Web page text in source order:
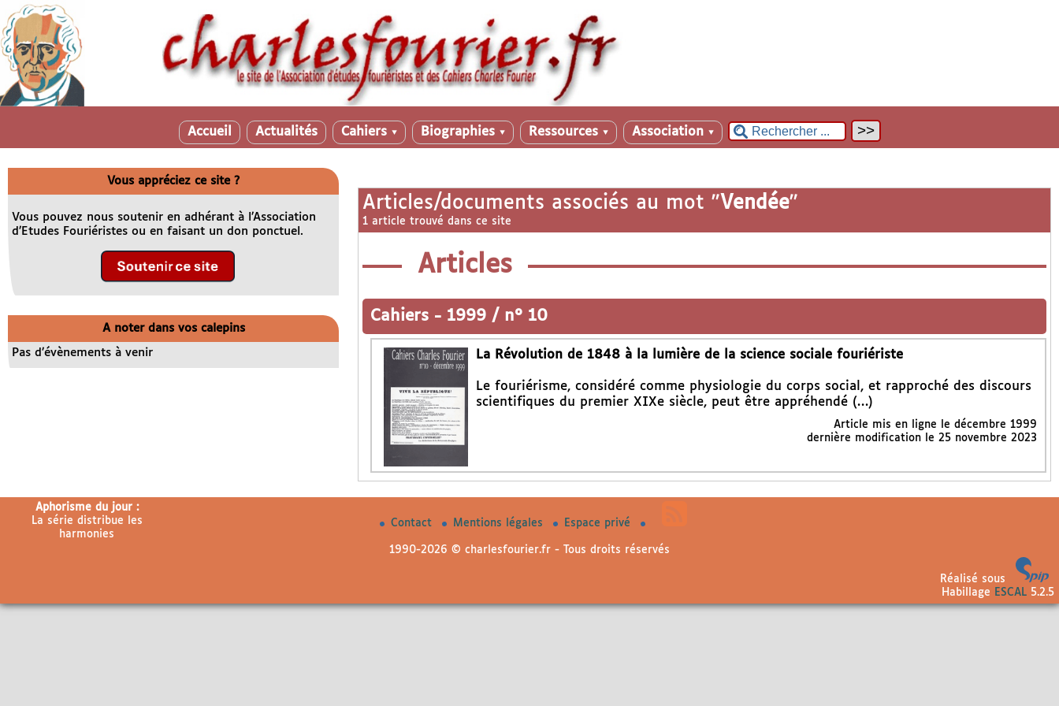
Accueil Actualités Cahiers ▼ Biographies ▼ Ressources ▼ Association ▼
Articles/documents associés au mot "Vendée"
1 article trouvé dans ce site
Articles
Cahiers - 1999 / n° 10
La Révolution de 1848 à la lumière de la science sociale fouriériste
Le fouriérisme, considéré comme physiologie du corps social, et rapproché des discours
scientifiques du premier XIXe siècle, peut être appréhendé (…)
Article mis en ligne le décembre 1999
dernière modification le 25 novembre 2023
Vous appréciez ce site ?
Vous pouvez nous soutenir en adhérant à l’Association
d’Etudes Fouriéristes ou en faisant un don ponctuel.
A noter dans vos calepins
Pas d’évènements à venir
Aphorisme du jour :
La série distribue les
harmonies
Contact Mentions légales Espace privé
1990-2026 © charlesfourier.fr - Tous droits réservés
Réalisé sous
Habillage
ESCAL5.2.5